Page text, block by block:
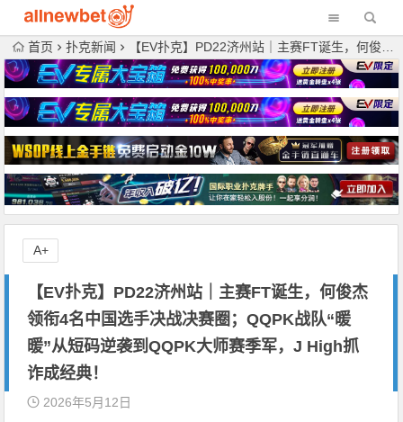
首页 扑克新闻 【EV扑克】PD22济州站｜主赛FT诞生，何俊杰领衔4名中国选手决战决赛圈；QQPK战队“暖暖”从短码逆袭到QQPK大师赛季军，J High抓诈成经典！
【EV扑克】PD22济州站｜主赛FT诞生，何俊杰
领衔4名中国选手决战决赛圈；QQPK战队“暖
暖”从短码逆袭到QQPK大师赛季军，J High抓
诈成经典！
2026年5月12日
A+